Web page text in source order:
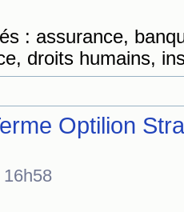
: assurance,
droits humains,
Optilion